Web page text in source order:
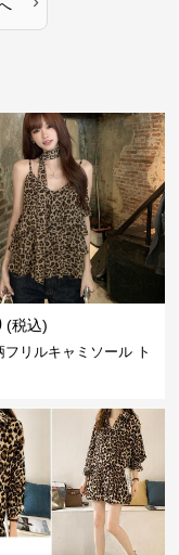
(税込)
フリルキャミソール ト